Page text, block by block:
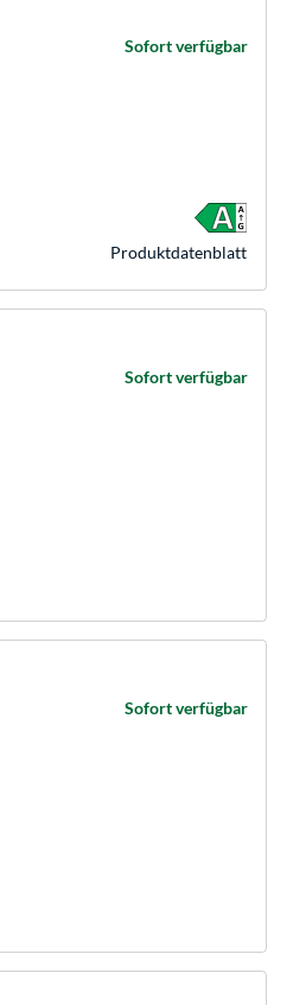
Sofort verfügbar
Produkt­datenblatt
Sofort verfügbar
Sofort verfügbar